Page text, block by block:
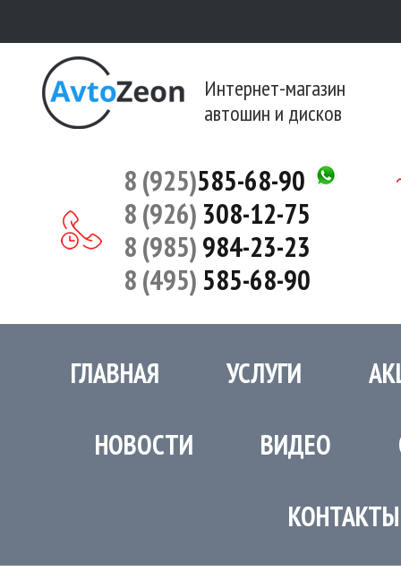
Интернет-магазин
автошин и дисков
8 (925)585-68-90
8 (926) 308-12-75
8 (985)984-23-23
8 (495)585-68-90
ГЛАВНАЯ УСЛУГИ
НОВОСТИ ВИДЕО
КОНТАКТЫ